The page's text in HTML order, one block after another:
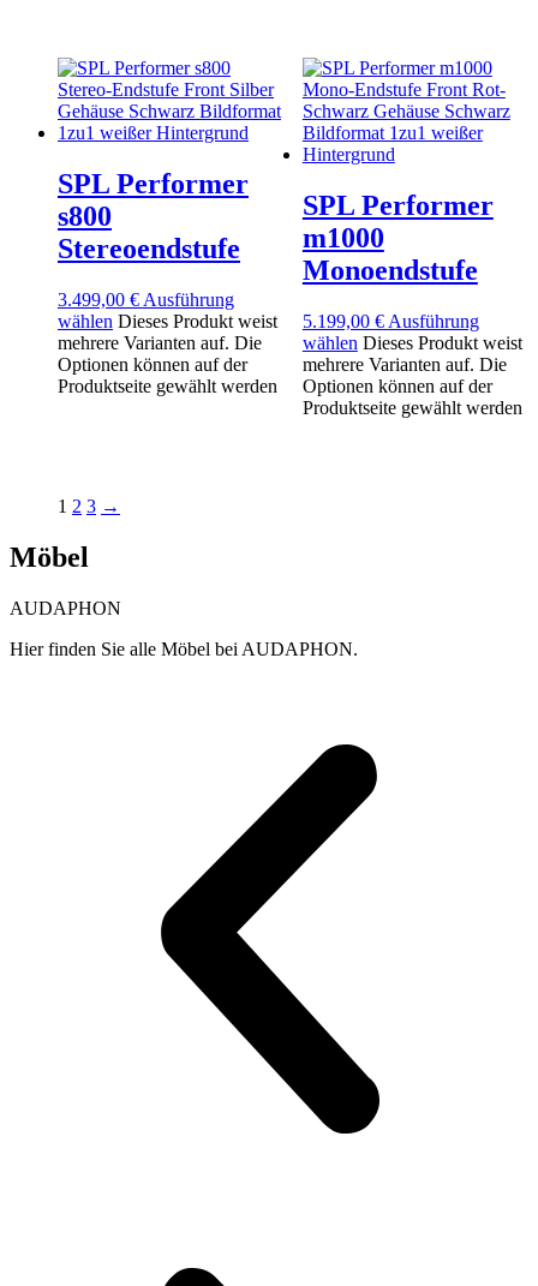
SPL Performer
s800
Stereoendstufe
3.499,00 € Ausführung
wählen Dieses Produkt weist
mehrere Varianten auf. Die
Optionen können auf der
Produktseite gewählt werden
SPL Performer
m1000
Monoendstufe
5.199,00 € Ausführung
wählen Dieses Produkt weist
mehrere Varianten auf. Die
Optionen können auf der
Produktseite gewählt werden
1 2 3 →
Möbel
AUDAPHON
Hier finden Sie alle Möbel bei AUDAPHON.